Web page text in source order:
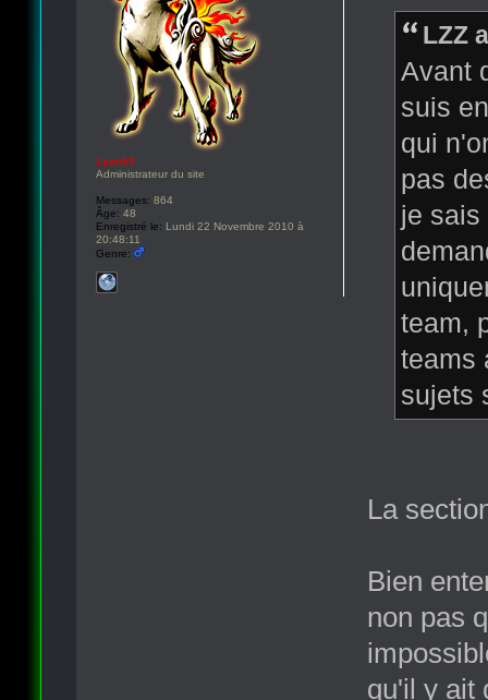
LZZ
Avant
suis
qui
pas
je sais
team,
teams
sujets
La
Bien
non pas
qu'il y ait
Lyan53
Administrateur du site
Messages: 864
Âge: 48
Enregistré le: Lundi 22 Novembre 2010 à
20:48:11
Genre: